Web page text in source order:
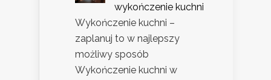
wykończenie kuchni
Wykończenie kuchni –
zaplanuj to w najlepszy
możliwy sposób
Wykończenie kuchni w